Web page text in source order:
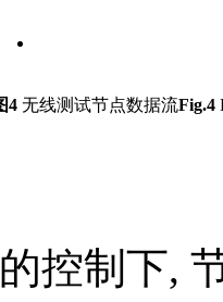
4 无线测试节点数据流Fig.4
控制下,